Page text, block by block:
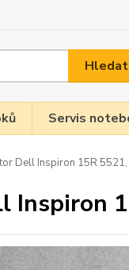
Hledat
Servis
Dell Inspiron 15R
Inspiron